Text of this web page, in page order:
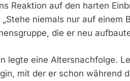
Reaktion auf den harten
niemals nur auf einem
die er neu
legte eine Altersnachfolge.
mit der er schon während